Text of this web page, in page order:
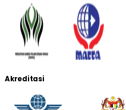
Akreditasi